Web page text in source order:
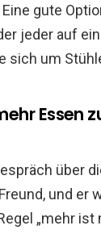
gute
jeder auf
sich um
Essen
über
und er
„mehr ist